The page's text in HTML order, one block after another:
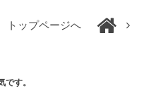
トップページへ
です。